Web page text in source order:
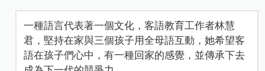
一種語言代表著一個文化，客語教育工作者林慧
君，堅持在家與三個孩子用全母語互動，她希望客
語在孩子們心中，有一種回家的感覺，並傳承下去